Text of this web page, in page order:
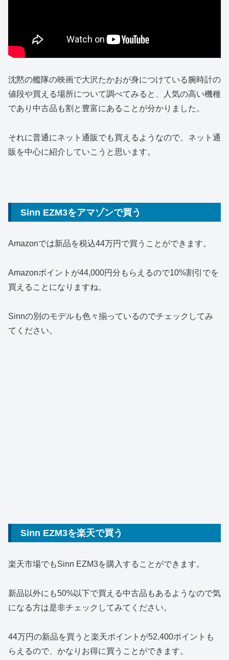
沈黙の艦隊の映画で大沢たかおが身につけている腕時計の
値段や買える場所について調べてみると、人気の高い機種
であり中古品も割と豊富にあることが分かりました。
それに普通にネット通販でも買えるようなので、ネット通
販を中心に紹介していこうと思います。
Sinn EZM3をアマゾンで買う
Amazonでは新品を税込44万円で買うことができます。
Amazonポイントが44,000円分もらえるので10%割引でを
買えることになりますね。
Sinnの別のモデルも色々揃っているのでチェックしてみ
てください。
Sinn EZM3を楽天で買う
楽天市場でもSinn EZM3を購入することができます。
新品以外にも50%以下で買える中古品もあるようなので気
になる方は是非チェックしてみてください。
44万円の新品を買うと楽天ポイントが52,400ポイントも
らえるので、かなりお得に買うことができます。